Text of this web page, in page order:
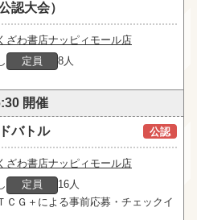
認大会）
ざわ書店ナッピィモール店
定員 8人
開催
バトル 公認
ざわ書店ナッピィモール店
定員
16人
ＣＧ＋による事前応募・チェックイ